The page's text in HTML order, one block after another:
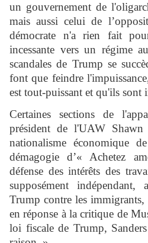
un gouvernement de
mais aussi celui de
démocrate n'a rien fait
incessante vers un régime
scandales de Trump se
font que feindre
est tout-puissant et qu'ils sont
Certaines sections de
président de l'UAW
nationalisme économique
démagogie d’« Achetez
défense des intérêts des
supposément
Trump contre les immigrants,
en réponse à la critique de
loi fiscale de Trump,